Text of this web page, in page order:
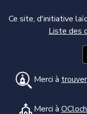
Ce site, d'initiative
Liste des
Merci à
Merci à